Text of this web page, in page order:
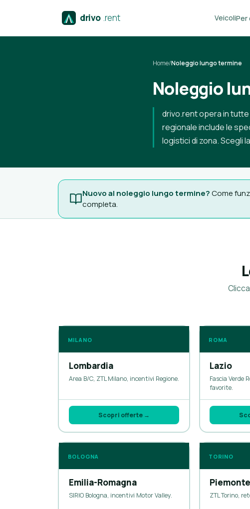
drivo .rent VeicoliPer
Home/Noleggio lungo termine
Noleggio
drivo.rent opera in tutte
regionale include le
logistici di zona. Scegli
Nuovo al noleggio lungo termine?Come
completa.
MILANO
Lombardia
Area B/C, ZTL Milano, incentivi Regione.
Scopri offerte →
ROMA
Lazio
Fascia Verde
favorite.
BOLOGNA
Emilia-Romagna
SIRIO Bologna, incentivi Motor Valley.
TORINO
Piemonte
ZTL Torino,